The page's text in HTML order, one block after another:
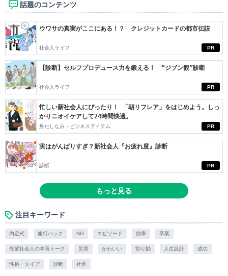
話題のコンテンツ
PR
ウワサの真実がここにある！？ クレジットカードの都市伝説
社会人ライフ
PR
【診断】セルフプロデュース力を鍛える！ “ジブン観”診断
社会人ライフ
PR
忙しい新社会人にぴったり！ 「朝リフレア」をはじめよう。しっ
かりニオイケアして24時間快適。
身だしなみ・ビジネスアイテム
PR
実はがんばりすぎ？新社会人『お疲れ度』診断
診断
もっと見る
注目キーワード
内定式 旅行ハック NG エピソード 効率 卒業
先輩社会人の本音トーク 災害 かわいい 割り勘 人生設計 成功
性格・タイプ 診断 社長